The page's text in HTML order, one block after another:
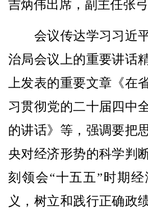
吉炳伟出席，副主任张弓
会议传达学习习近平
治局会议上的重要讲话
上发表的重要文章《在
习贯彻党的二十届四中
的讲话》等，强调要把
央对经济形势的科学判
刻领会“十五五”时期
义，树立和践行正确政